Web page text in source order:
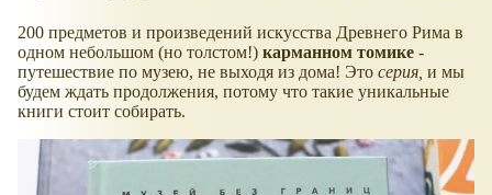
200 предметов и произведений искусства Древнего Рима в
одном небольшом (но толстом!) карманном томике -
путешествие по музею, не выходя из дома! Это серия, и мы
будем ждать продолжения, потому что такие уникальные
книги стоит собирать.